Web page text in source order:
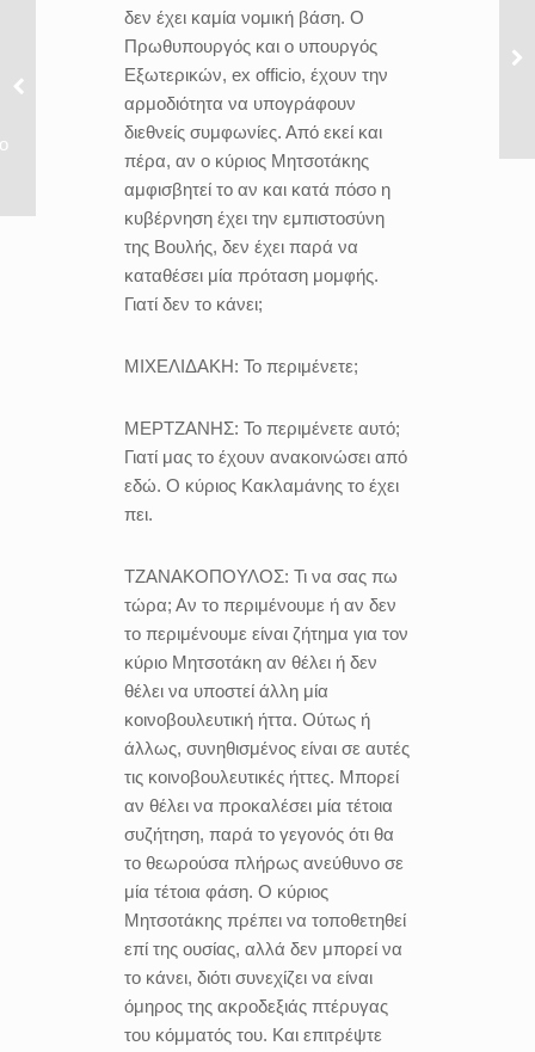
δεν έχει καμία νομική βάση. Ο
Πρωθυπουργός και ο υπουργός
Εξωτερικών, ex officio, έχουν την
αρμοδιότητα να υπογράφουν
διεθνείς συμφωνίες. Από εκεί και
πέρα, αν ο κύριος Μητσοτάκης
αμφισβητεί το αν και κατά πόσο η
κυβέρνηση έχει την εμπιστοσύνη
της Βουλής, δεν έχει παρά να
καταθέσει μία πρόταση μομφής.
Γιατί δεν το κάνει;
ΜΙΧΕΛΙΔΑΚΗ: Το περιμένετε;
ΜΕΡΤΖΑΝΗΣ: Το περιμένετε αυτό;
Γιατί μας το έχουν ανακοινώσει από
εδώ. Ο κύριος Κακλαμάνης το έχει
πει.
ΤΖΑΝΑΚΟΠΟΥΛΟΣ: Τι να σας πω
τώρα; Αν το περιμένουμε ή αν δεν
το περιμένουμε είναι ζήτημα για τον
κύριο Μητσοτάκη αν θέλει ή δεν
θέλει να υποστεί άλλη μία
κοινοβουλευτική ήττα. Ούτως ή
άλλως, συνηθισμένος είναι σε αυτές
τις κοινοβουλευτικές ήττες. Μπορεί
αν θέλει να προκαλέσει μία τέτοια
συζήτηση, παρά το γεγονός ότι θα
το θεωρούσα πλήρως ανεύθυνο σε
μία τέτοια φάση. Ο κύριος
Μητσοτάκης πρέπει να τοποθετηθεί
επί της ουσίας, αλλά δεν μπορεί να
το κάνει, διότι συνεχίζει να είναι
όμηρος της ακροδεξιάς πτέρυγας
του κόμματός του. Και επιτρέψτε